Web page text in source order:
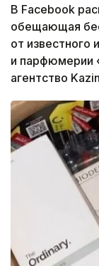
В Facebook
обещающая
от известного
и парфюмерии
агентство